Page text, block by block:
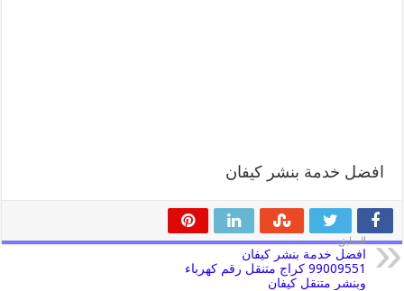
افضل خدمة بنشر كيفان
السابق
افضل خدمة بنشر كيفان
99009551 كراج متنقل رقم كهرباء
وبنشر متنقل كيفان